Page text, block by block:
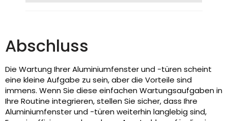
Abschluss
Die Wartung Ihrer Aluminiumfenster und -türen scheint
eine kleine Aufgabe zu sein, aber die Vorteile sind
immens. Wenn Sie diese einfachen Wartungsaufgaben in
Ihre Routine integrieren, stellen Sie sicher, dass Ihre
Aluminiumfenster und -türen weiterhin langlebig sind,